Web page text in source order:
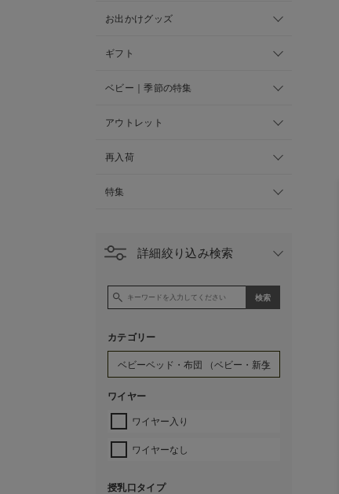
お出かけグッズ
ギフト
ベビー｜季節の特集
アウトレット
再入荷
特集
詳細絞り込み検索
カテゴリー
ワイヤー
ワイヤー入り
ワイヤーなし
授乳口タイプ